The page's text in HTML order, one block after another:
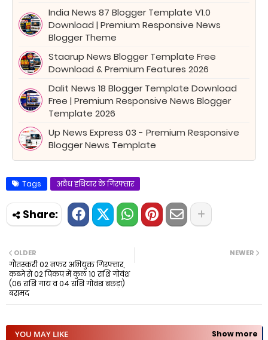
India News 87 Blogger Template V1.0
Download | Premium Responsive News
Blogger Theme
Staarup News Blogger Template Free
Download & Premium Features 2026
Dalit News 18 Blogger Template Download
Free | Premium Responsive News Blogger
Template 2026
Up News Express 03 - Premium Responsive
Blogger News Template
Tags अवैध हथियार के गिरफ्तार
NEWER
OLDER
गौतस्करी 02 नफर अभियुक्त गिरफ्तार,
कब्जे से 02 पिकप में कुल 10 राशि गोवंश
(06 राशि गाय व 04 राशि गोवंश बछड़ा)
बरामद
YOU MAY LIKE Show more